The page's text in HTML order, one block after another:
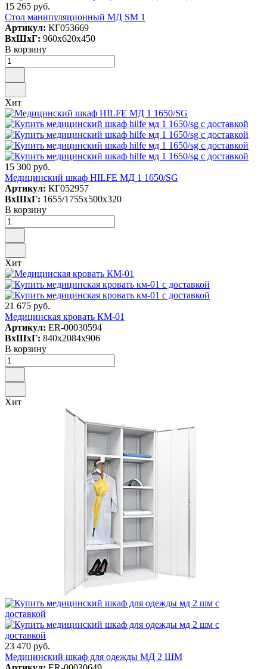
15 265 руб.
Стол манипуляционный МД SM 1
Артикул: КГ053669
ВxШxГ: 960x620x450
В корзину
Хит
15 300 руб.
Медицинский шкаф HILFE МД 1 1650/SG
Артикул: КГ052957
ВxШxГ: 1655/1755x500x320
В корзину
Хит
21 675 руб.
Медицинская кровать КМ-01
Артикул: ER-00030594
ВxШxГ: 840x2084x906
В корзину
Хит
23 470 руб.
Медицинский шкаф для одежды МД 2 ШМ